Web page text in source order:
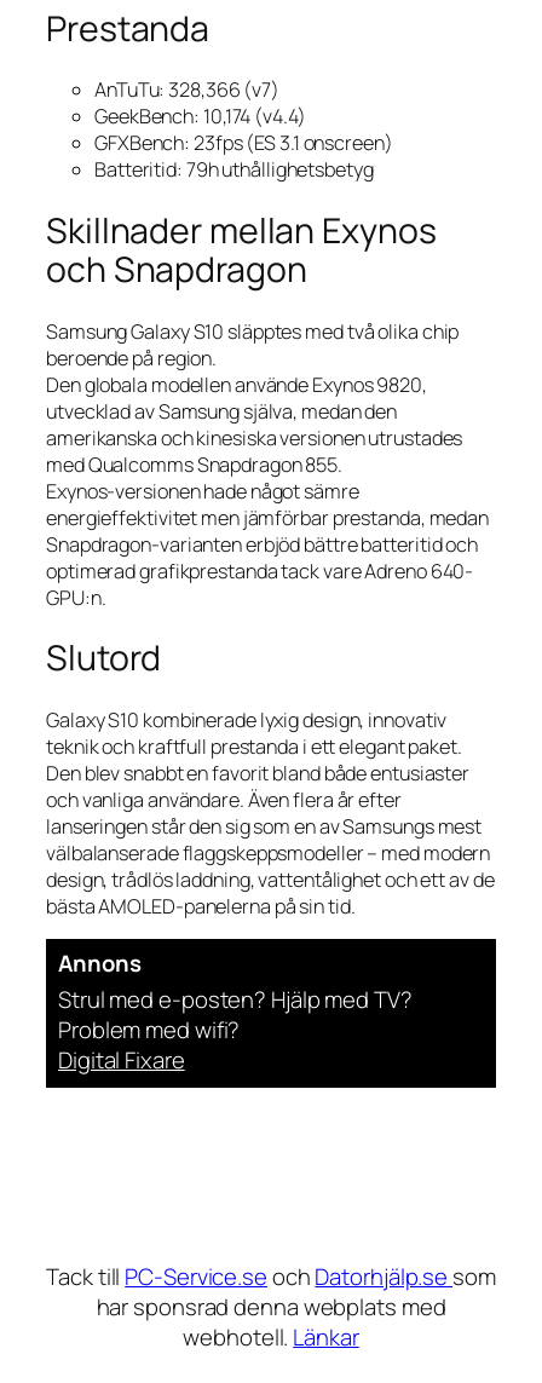
Prestanda
AnTuTu: 328,366 (v7)
GeekBench: 10,174 (v4.4)
GFXBench: 23fps (ES 3.1 onscreen)
Batteritid: 79h uthållighetsbetyg
Skillnader mellan Exynos
och Snapdragon
Samsung Galaxy S10 släpptes med två olika chip
beroende på region.
Den globala modellen använde Exynos 9820,
utvecklad av Samsung själva, medan den
amerikanska och kinesiska versionen utrustades
med Qualcomms Snapdragon 855.
Exynos-versionen hade något sämre
energieffektivitet men jämförbar prestanda, medan
Snapdragon-varianten erbjöd bättre batteritid och
optimerad grafikprestanda tack vare Adreno 640-
GPU:n.
Slutord
Galaxy S10 kombinerade lyxig design, innovativ
teknik och kraftfull prestanda i ett elegant paket.
Den blev snabbt en favorit bland både entusiaster
och vanliga användare. Även flera år efter
lanseringen står den sig som en av Samsungs mest
välbalanserade flaggskeppsmodeller – med modern
design, trådlös laddning, vattentålighet och ett av de
bästa AMOLED-panelerna på sin tid.
Annons
Strul med e-posten? Hjälp med TV?
Problem med wifi?
Digital Fixare
Tack till PC-Service.seochDatorhjälp.se som
har sponsrad denna webplats med
webhotell. Länkar